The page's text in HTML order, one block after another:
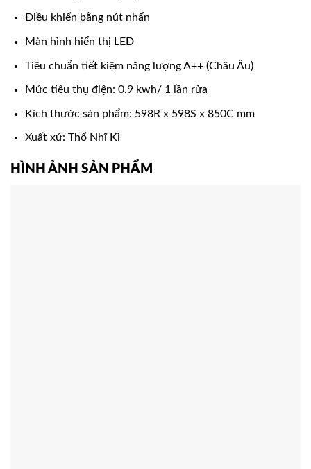
Điều khiển bằng nút nhấn
Màn hình hiển thị LED
Tiêu chuẩn tiết kiệm năng lượng A++ (Châu Âu)
Mức tiêu thụ điện: 0.9 kwh/ 1 lần rửa
Kích thước sản phẩm: 598R x 598S x 850C mm
Xuất xứ: Thổ Nhĩ Kì
HÌNH ẢNH SẢN PHẨM